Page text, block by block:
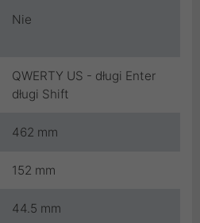
Nie
QWERTY US - długi Enter
długi Shift
462 mm
152 mm
44.5 mm